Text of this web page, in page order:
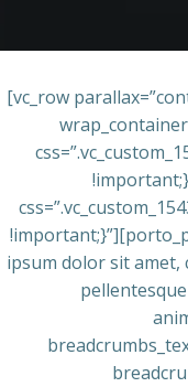
[vc_row
ipsum dolor sit